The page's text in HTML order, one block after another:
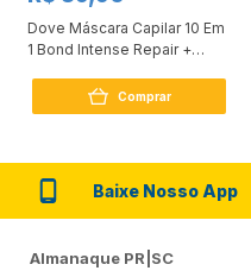
Dove Máscara Capilar 10 Em
1 Bond Intense Repair +
Comprar
Baixe Nosso App
Almanaque PR|SC